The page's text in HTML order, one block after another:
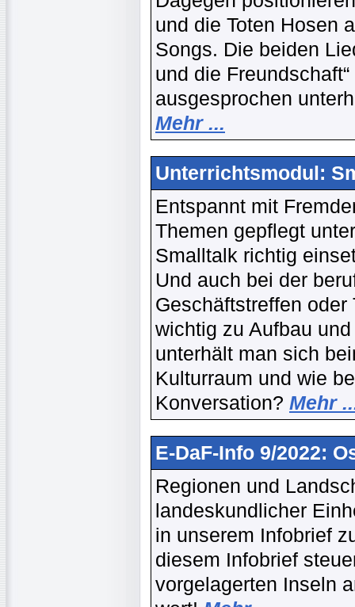
und die Toten Hosen
Songs. Die beiden
und die
ausgesprochen
Mehr ...
Unterrichtsmodul:
Entspannt mit
Themen gepflegt
Smalltalk richtig
Und auch bei der
Geschäftstreffen
wichtig zu Aufbau
unterhält man sich
Kulturraum und wie
Konversation? Mehr
E-DaF-Info 9/2022:
Regionen und
landeskundlicher
in unserem Infobrief
diesem Infobrief
vorgelagerten Inseln